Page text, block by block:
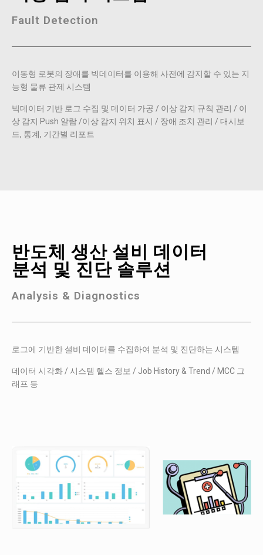
Fault Detection
이동형 로봇의 장애를 빅데이터를 이용해 사전에 감지할 수 있는 지
능형 물류 관제 시스템
빅데이터 기반 로그 수집 및 데이터 가공 / 이상 감지 규칙 관리 / 이
상 감지 Push 알람 /이상 감지 위치 표시 / 장애 조치 관리 / 대시보
드, 통계, 기간별 리포트
반도체 생산 설비 데이터
분석 및 진단 솔루션
Analysis & Diagnostics
로그에 기반한 설비 데이터를 수집하여 분석 및 진단하는 시스템
데이터 시각화 / 시스템 헬스 정보 / Job History & Trend / MCC 그
래프 등